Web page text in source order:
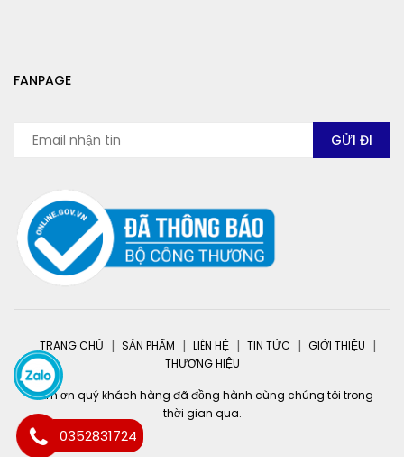
FANPAGE
TRANG CHỦ SẢN PHẨM LIÊN HỆ TIN TỨC
GIỚI THIỆU
THƯƠNG HIỆU
Cảm ơn quý khách hàng đã đồng hành cùng chúng tôi trong
thời gian qua.
0352831724